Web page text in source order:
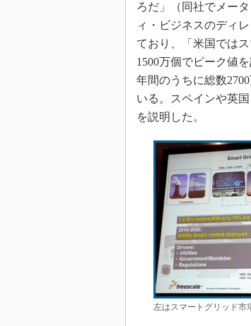
ろだ」（同社でメー
ィ・ビジネスのディ
ており、「米国では
1500万個でピーク値
年間のうちに総数
いる。スペインや英
を説明した。
左はスマートグリッド市